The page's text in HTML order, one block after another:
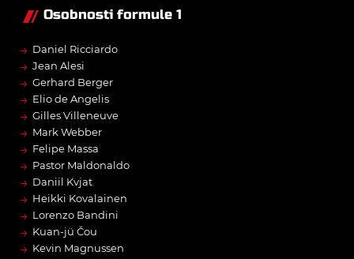
Osobnosti formule 1
→ Daniel Ricciardo
→ Jean Alesi
→ Gerhard Berger
→ Elio de Angelis
→ Gilles Villeneuve
→ Mark Webber
→ Felipe Massa
→ Pastor Maldonaldo
→ Daniil Kvjat
→ Heikki Kovalainen
→ Lorenzo Bandini
→ Kuan-jü Čou
→ Kevin Magnussen